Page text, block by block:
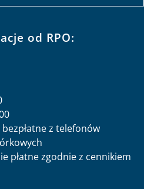
od RPO:
bezpłatne z telefonów
płatne zgodnie z cennikiem